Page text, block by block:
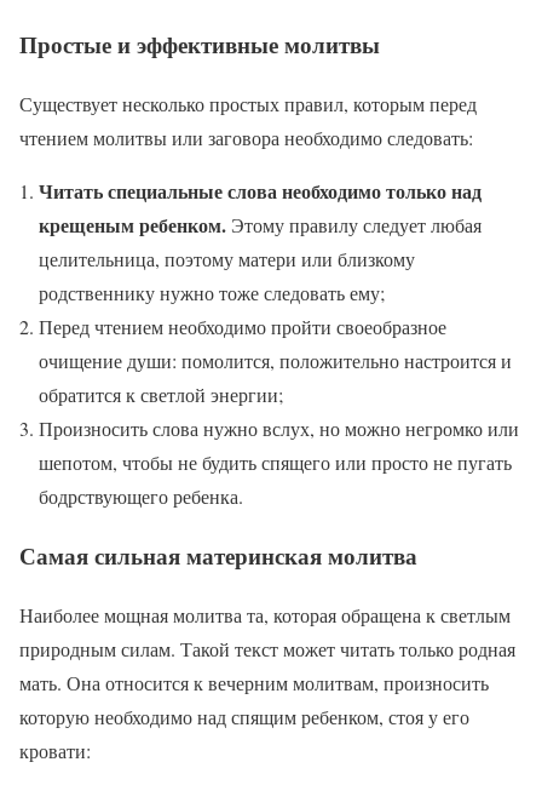
Простые и эффективные молитвы
Существует несколько простых правил, которым перед
чтением молитвы или заговора необходимо следовать:
Читать специальные слова необходимо только над
крещеным ребенком. Этому правилу следует любая
целительница, поэтому матери или близкому
родственнику нужно тоже следовать ему;
Перед чтением необходимо пройти своеобразное
очищение души: помолится, положительно настроится и
обратится к светлой энергии;
Произносить слова нужно вслух, но можно негромко или
шепотом, чтобы не будить спящего или просто не пугать
бодрствующего ребенка.
Самая сильная материнская молитва
Наиболее мощная молитва та, которая обращена к светлым
природным силам. Такой текст может читать только родная
мать. Она относится к вечерним молитвам, произносить
которую необходимо над спящим ребенком, стоя у его
кровати: